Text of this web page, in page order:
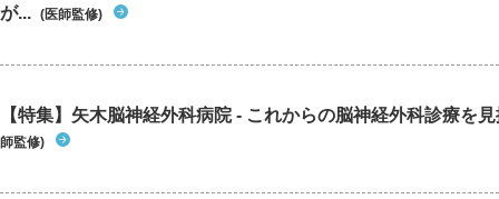
が... (医師監修)
【特集】矢木脳神経外科病院 - これからの脳神経外科診療を
師監修)